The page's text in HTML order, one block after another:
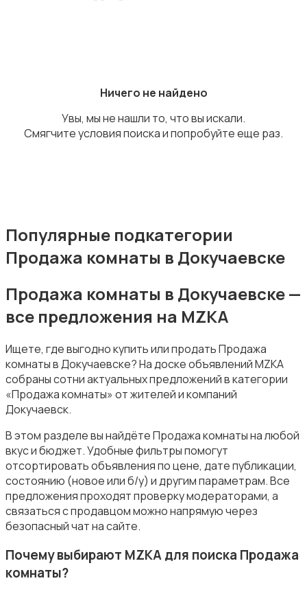
Ничего не найдено
Увы, мы не нашли то, что вы искали.
Смягчите условия поиска и попробуйте еще раз.
Популярные подкатегории
Продажа комнаты в Докучаевске
Продажа комнаты в Докучаевске —
все предложения на MZKA
Ищете, где выгодно купить или продать Продажа
комнаты в Докучаевске? На доске объявлений MZKA
собраны сотни актуальных предложений в категории
«Продажа комнаты» от жителей и компаний
Докучаевск.
В этом разделе вы найдёте Продажа комнаты на любой
вкус и бюджет. Удобные фильтры помогут
отсортировать объявления по цене, дате публикации,
состоянию (новое или б/у) и другим параметрам. Все
предложения проходят проверку модераторами, а
связаться с продавцом можно напрямую через
безопасный чат на сайте.
Почему выбирают MZKA для поиска Продажа
комнаты?